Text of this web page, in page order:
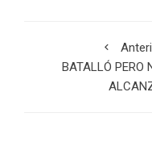
BATALLÓ PERO